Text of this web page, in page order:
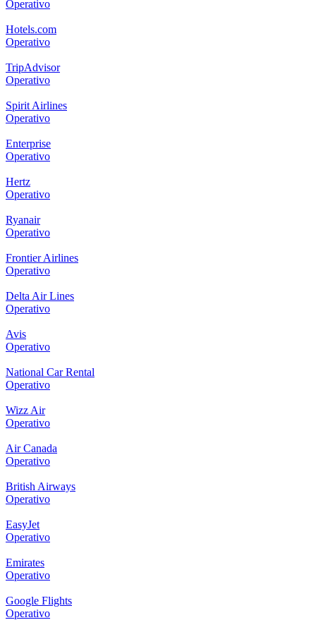
Operativo
Hotels.com
Operativo
TripAdvisor
Operativo
Spirit Airlines
Operativo
Enterprise
Operativo
Hertz
Operativo
Ryanair
Operativo
Frontier Airlines
Operativo
Delta Air Lines
Operativo
Avis
Operativo
National Car Rental
Operativo
Wizz Air
Operativo
Air Canada
Operativo
British Airways
Operativo
EasyJet
Operativo
Emirates
Operativo
Google Flights
Operativo